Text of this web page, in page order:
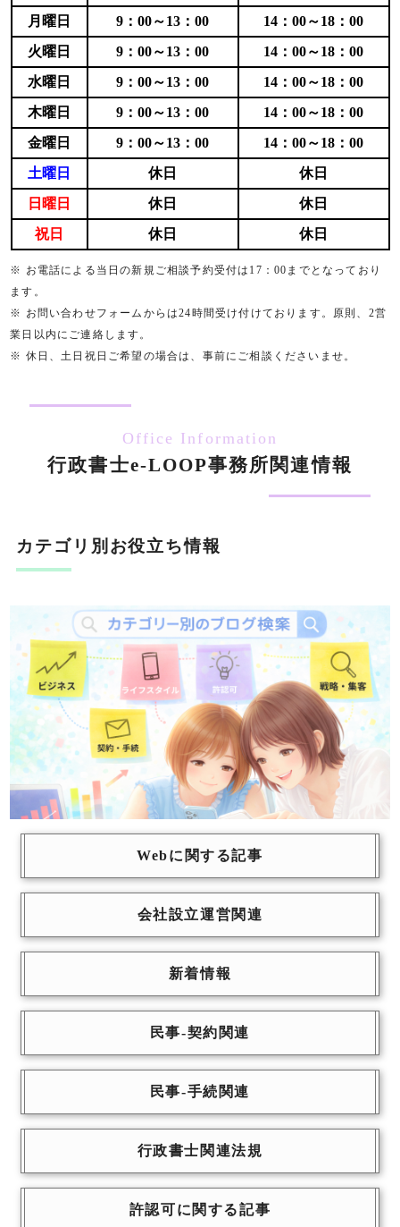
月曜日
9：00～13：00
14：00～18：00
火曜日
9：00～13：00
14：00～18：00
水曜日
9：00～13：00
14：00～18：00
木曜日
9：00～13：00
14：00～18：00
金曜日
9：00～13：00
14：00～18：00
土曜日
休日
休日
日曜日
休日
休日
祝日
休日 休日
※ お電話による当日の新規ご相談予約受付は17：00までとなっており
ます。
※ お問い合わせフォームからは24時間受け付けております。原則、2営
業日以内にご連絡します。
※ 休日、土日祝日ご希望の場合は、事前にご相談くださいませ。
Office Information
行政書士e-LOOP事務所関連情報
カテゴリ別お役立ち情報
Webに関する記事
会社設立運営関連
新着情報
民事-契約関連
民事-手続関連
行政書士関連法規
許認可に関する記事